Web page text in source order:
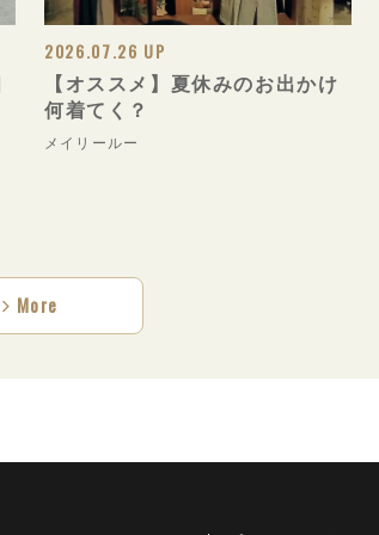
2026.07.26 UP
【オススメ】夏休みのお出かけ
何着てく？
メイリールー
More